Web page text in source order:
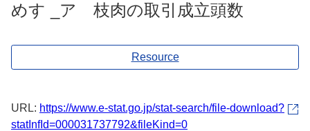
めす _ア 枝肉の取引成立頭数
Resource
URL: https://www.e-stat.go.jp/stat-search/file-download?
statInfId=000031737792&fileKind=0